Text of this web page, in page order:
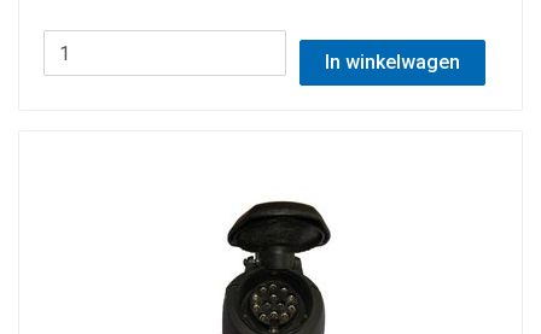
In winkelwagen